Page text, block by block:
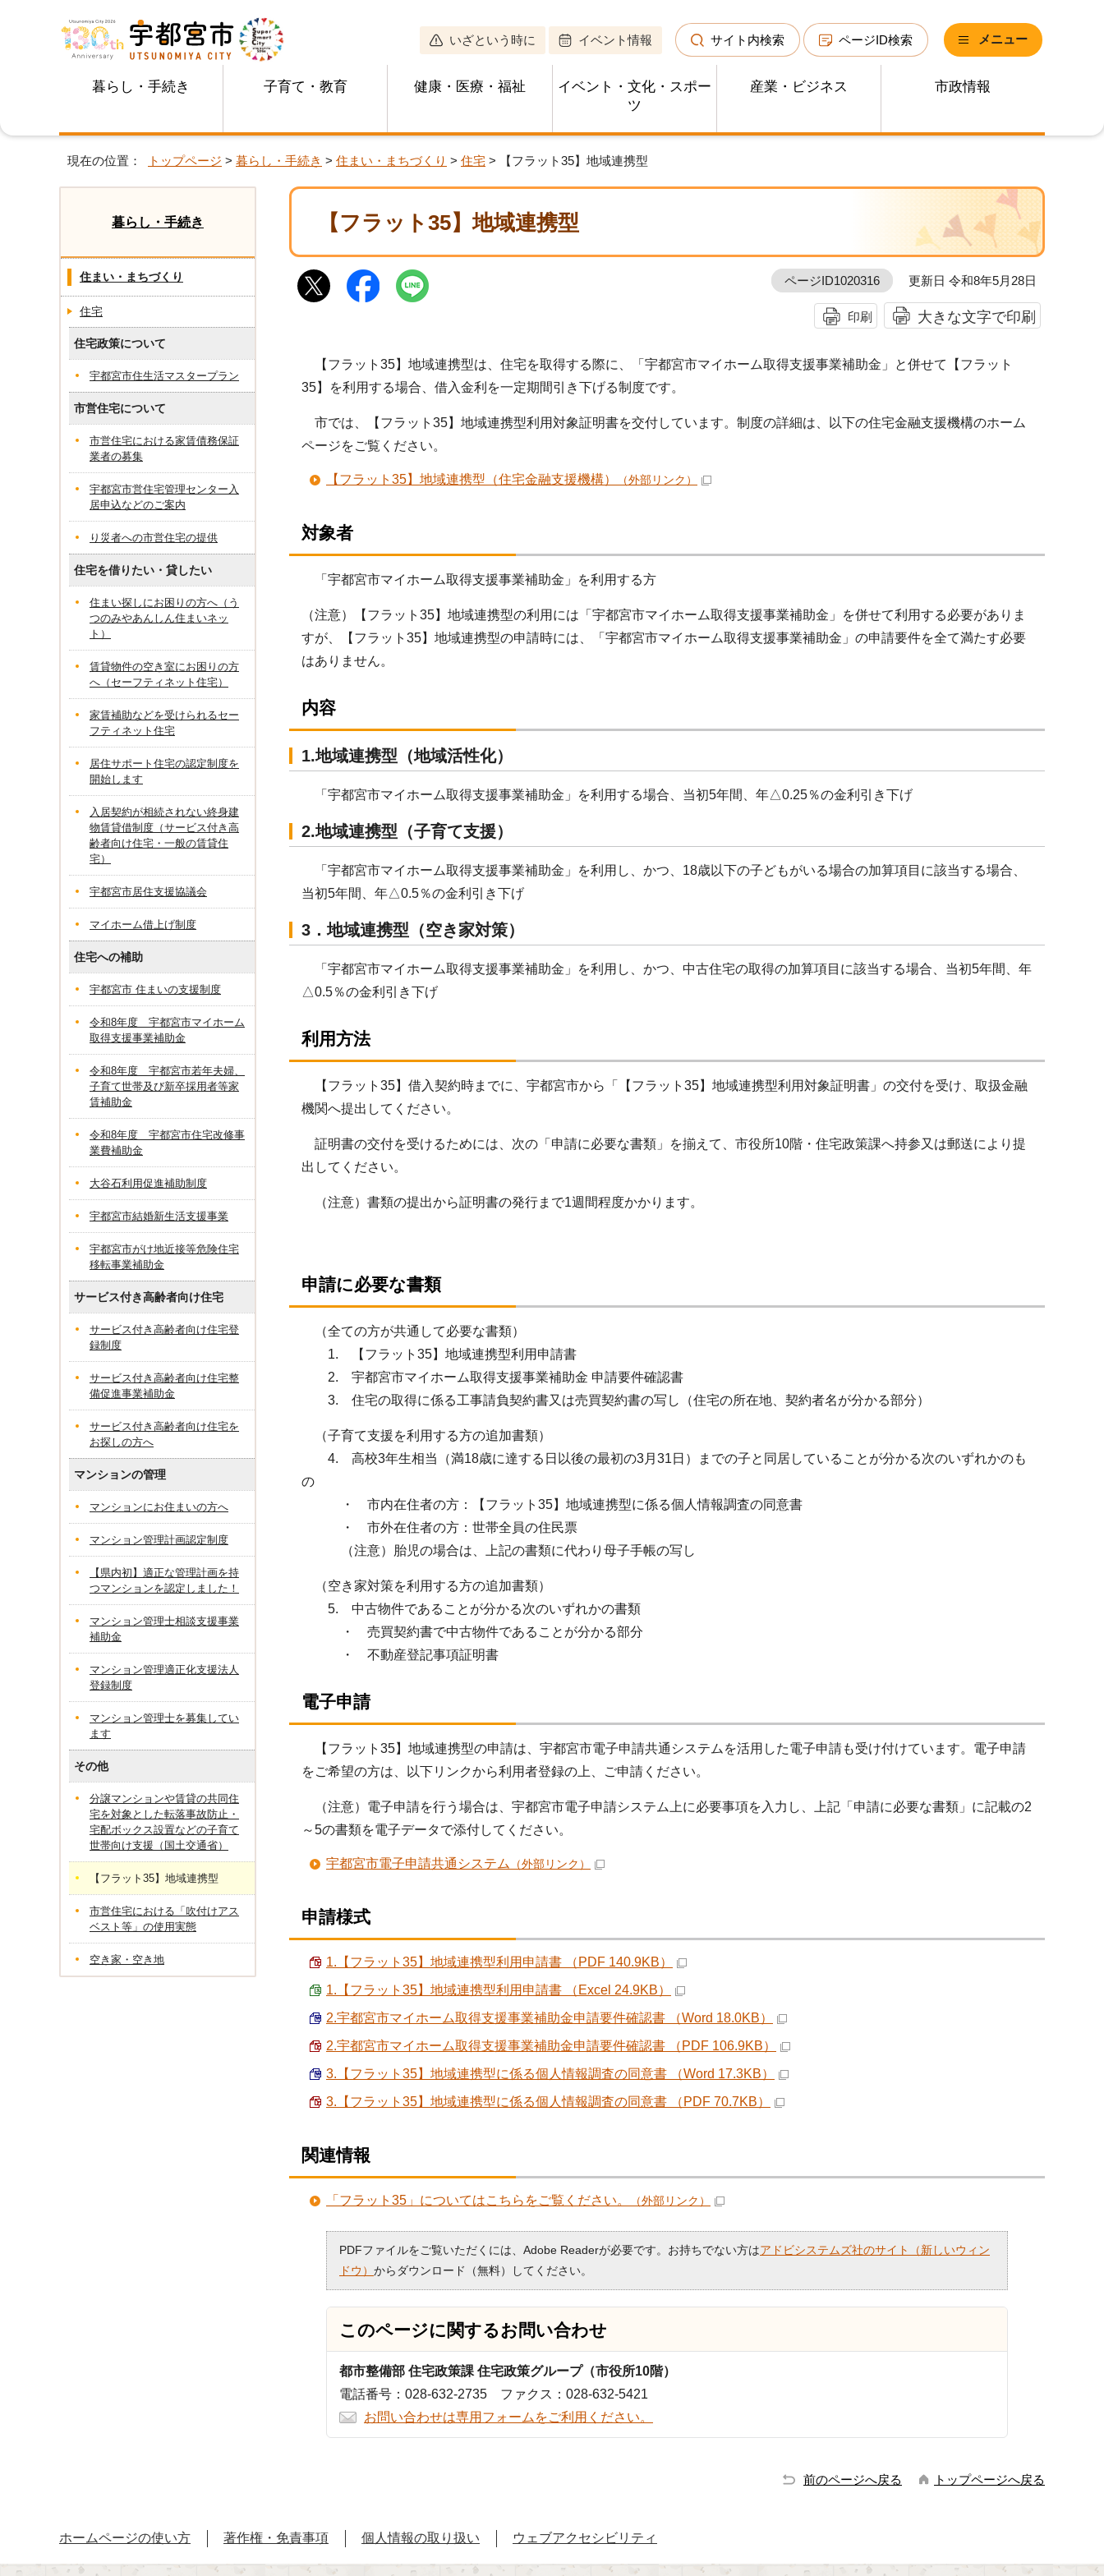
いざという時に イベント情報 サイト内検索 ページID検索 メニュー
暮らし・手続き 子育て・教育 健康・医療・福祉
イベント・文化・スポー
ツ
産業・ビジネス 市政情報
現在の位置： トップページ > 暮らし・手続き > 住まい・まちづくり > 住宅 > 【フラット35】地域連携型
【フラット35】地域連携型
ページID1020316 更新日 令和8年5月28日
印刷 大きな文字で印刷
【フラット35】地域連携型は、住宅を取得する際に、「宇都宮市マイホーム取得支援事業補助金」と併せて【フラット
35】を利用する場合、借入金利を一定期間引き下げる制度です。
市では、【フラット35】地域連携型利用対象証明書を交付しています。制度の詳細は、以下の住宅金融支援機構のホーム
ページをご覧ください。
【フラット35】地域連携型（住宅金融支援機構） （外部リンク）
対象者
「宇都宮市マイホーム取得支援事業補助金」を利用する方
（注意）【フラット35】地域連携型の利用には「宇都宮市マイホーム取得支援事業補助金」を併せて利用する必要がありま
すが、【フラット35】地域連携型の申請時には、「宇都宮市マイホーム取得支援事業補助金」の申請要件を全て満たす必要
はありません。
内容
1.地域連携型（地域活性化）
「宇都宮市マイホーム取得支援事業補助金」を利用する場合、当初5年間、年△0.25％の金利引き下げ
2.地域連携型（子育て支援）
「宇都宮市マイホーム取得支援事業補助金」を利用し、かつ、18歳以下の子どもがいる場合の加算項目に該当する場合、
当初5年間、年△0.5％の金利引き下げ
3．地域連携型（空き家対策）
「宇都宮市マイホーム取得支援事業補助金」を利用し、かつ、中古住宅の取得の加算項目に該当する場合、当初5年間、年
△0.5％の金利引き下げ
利用方法
【フラット35】借入契約時までに、宇都宮市から「【フラット35】地域連携型利用対象証明書」の交付を受け、取扱金融
機関へ提出してください。
証明書の交付を受けるためには、次の「申請に必要な書類」を揃えて、市役所10階・住宅政策課へ持参又は郵送により提
出してください。
（注意）書類の提出から証明書の発行まで1週間程度かかります。
申請に必要な書類
（全ての方が共通して必要な書類）
1. 【フラット35】地域連携型利用申請書
2. 宇都宮市マイホーム取得支援事業補助金 申請要件確認書
3. 住宅の取得に係る工事請負契約書又は売買契約書の写し（住宅の所在地、契約者名が分かる部分）
（子育て支援を利用する方の追加書類）
4. 高校3年生相当（満18歳に達する日以後の最初の3月31日）までの子と同居していることが分かる次のいずれかのも
の
・ 市内在住者の方：【フラット35】地域連携型に係る個人情報調査の同意書
・ 市外在住者の方：世帯全員の住民票
（注意）胎児の場合は、上記の書類に代わり母子手帳の写し
（空き家対策を利用する方の追加書類）
5. 中古物件であることが分かる次のいずれかの書類
・ 売買契約書で中古物件であることが分かる部分
・ 不動産登記事項証明書
電子申請
【フラット35】地域連携型の申請は、宇都宮市電子申請共通システムを活用した電子申請も受け付けています。電子申請
をご希望の方は、以下リンクから利用者登録の上、ご申請ください。
（注意）電子申請を行う場合は、宇都宮市電子申請システム上に必要事項を入力し、上記「申請に必要な書類」に記載の2
～5の書類を電子データで添付してください。
宇都宮市電子申請共通システム （外部リンク）
申請様式
1.【フラット35】地域連携型利用申請書 （PDF 140.9KB）
1.【フラット35】地域連携型利用申請書 （Excel 24.9KB）
2.宇都宮市マイホーム取得支援事業補助金申請要件確認書 （Word 18.0KB）
2.宇都宮市マイホーム取得支援事業補助金申請要件確認書 （PDF 106.9KB）
3.【フラット35】地域連携型に係る個人情報調査の同意書 （Word 17.3KB）
3.【フラット35】地域連携型に係る個人情報調査の同意書 （PDF 70.7KB）
関連情報
「フラット35」についてはこちらをご覧ください。 （外部リンク）
PDFファイルをご覧いただくには、Adobe Readerが必要です。お持ちでない方はアドビシステムズ社のサイト（新しいウィン
ドウ） からダウンロード（無料）してください。
このページに関するお問い合わせ
都市整備部 住宅政策課 住宅政策グループ（市役所10階）
電話番号：028-632-2735 ファクス：028-632-5421
お問い合わせは専用フォームをご利用ください。
暮らし・手続き
住まい・まちづくり
住宅
住宅政策について
宇都宮市住生活マスタープラン
市営住宅について
市営住宅における家賃債務保証
業者の募集
宇都宮市営住宅管理センター入
居申込などのご案内
り災者への市営住宅の提供
住宅を借りたい・貸したい
住まい探しにお困りの方へ（う
つのみやあんしん住まいネッ
ト）
賃貸物件の空き室にお困りの方
へ（セーフティネット住宅）
家賃補助などを受けられるセー
フティネット住宅
居住サポート住宅の認定制度を
開始します
入居契約が相続されない終身建
物賃貸借制度（サービス付き高
齢者向け住宅・一般の賃貸住
宅）
宇都宮市居住支援協議会
マイホーム借上げ制度
住宅への補助
宇都宮市 住まいの支援制度
令和8年度 宇都宮市マイホーム
取得支援事業補助金
令和8年度 宇都宮市若年夫婦、
子育て世帯及び新卒採用者等家
賃補助金
令和8年度 宇都宮市住宅改修事
業費補助金
大谷石利用促進補助制度
宇都宮市結婚新生活支援事業
宇都宮市がけ地近接等危険住宅
移転事業補助金
サービス付き高齢者向け住宅
サービス付き高齢者向け住宅登
録制度
サービス付き高齢者向け住宅整
備促進事業補助金
サービス付き高齢者向け住宅を
お探しの方へ
マンションの管理
マンションにお住まいの方へ
マンション管理計画認定制度
【県内初】適正な管理計画を持
つマンションを認定しました！
マンション管理士相談支援事業
補助金
マンション管理適正化支援法人
登録制度
マンション管理士を募集してい
ます
その他
分譲マンションや賃貸の共同住
宅を対象とした転落事故防止・
宅配ボックス設置などの子育て
世帯向け支援（国土交通省）
【フラット35】地域連携型
市営住宅における「吹付けアス
ベスト等」の使用実態
空き家・空き地
前のページへ戻る トップページへ戻る
ホームページの使い方 著作権・免責事項 個人情報の取り扱い ウェブアクセシビリティ